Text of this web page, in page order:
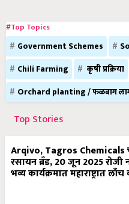
#Top Topics
Government Schemes
Chili Farming
कृषी प्रक्रिया
Orchard planting / फळबाग
Top Stories
Arqivo, Tagros Chemicals
रसायन ब्रँड, 20 जून 2025 रोजी
भव्य कार्यक्रमात महाराष्ट्रात